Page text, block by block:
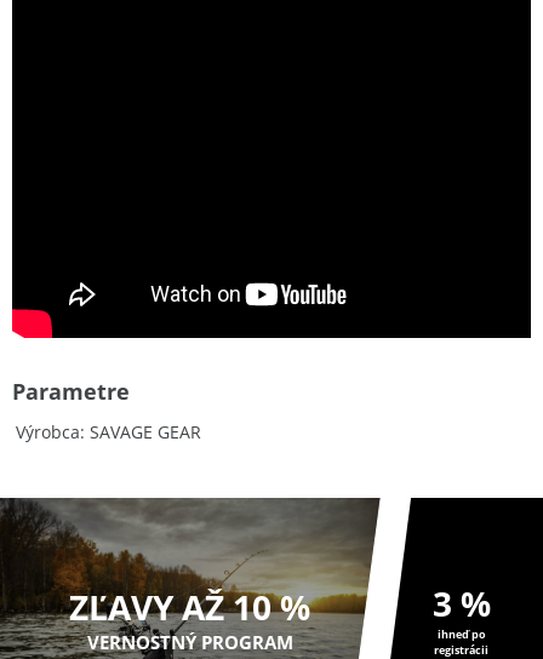
Výrobca SAVAGE GEAR
Parametre
ZĽAVY AŽ 10 %
VERNOSTNÝ PROGRAM
3 %
ihneď po
registrácii